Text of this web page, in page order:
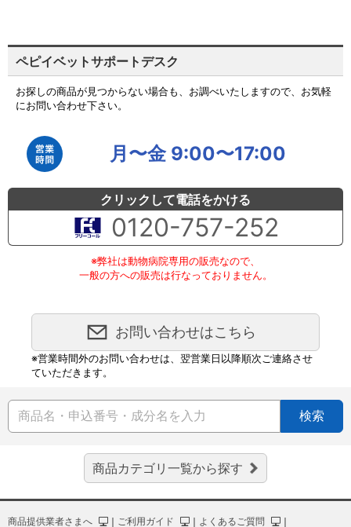
ペピイベットサポートデスク
お探しの商品が見つからない場合も、お調べいたしますので、お気軽
にお問い合わせ下さい。
月〜金 9:00〜17:00
クリックして電話をかける
0120-757-252
※弊社は動物病院専用の販売なので、
一般の方への販売は行なっておりません。
お問い合わせはこちら
※営業時間外のお問い合わせは、翌営業日以降順次ご連絡させ
ていただきます。
検索
商品カテゴリ一覧から探す
商品提供業者さまへ ｜ ご利用ガイド ｜ よくあるご質問 ｜